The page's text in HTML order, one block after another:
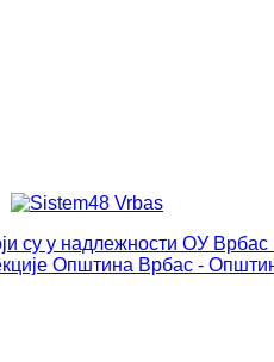
су у надлежности ОУ Врбас
Општина Врбас -